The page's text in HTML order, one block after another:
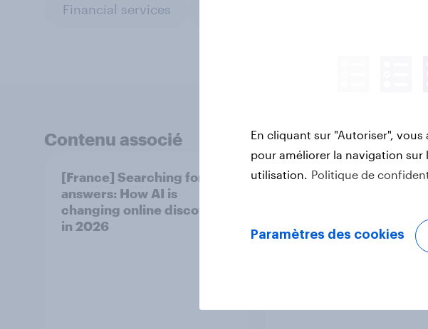
Financial services
Contenu associé
[France] Searching for
answers: How AI is
changing online discovery
in ​2026
Kick-Off 2026 : la
En cliquant sur "Autoriser",
pour améliorer la navigation sur
utilisation. Politique de
Paramètres des cookies